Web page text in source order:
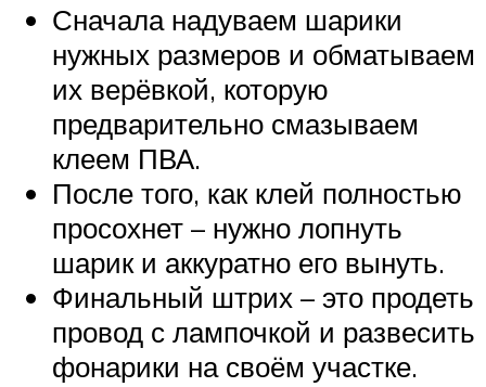
Сначала надуваем шарики
нужных размеров и обматываем
их верёвкой, которую
предварительно смазываем
клеем ПВА.
После того, как клей полностью
просохнет – нужно лопнуть
шарик и аккуратно его вынуть.
Финальный штрих – это продеть
провод с лампочкой и развесить
фонарики на своём участке.